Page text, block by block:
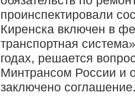
проинспектировали
Киренска включен в
транспортная
годах, решается
Минтрансом России и
заключено